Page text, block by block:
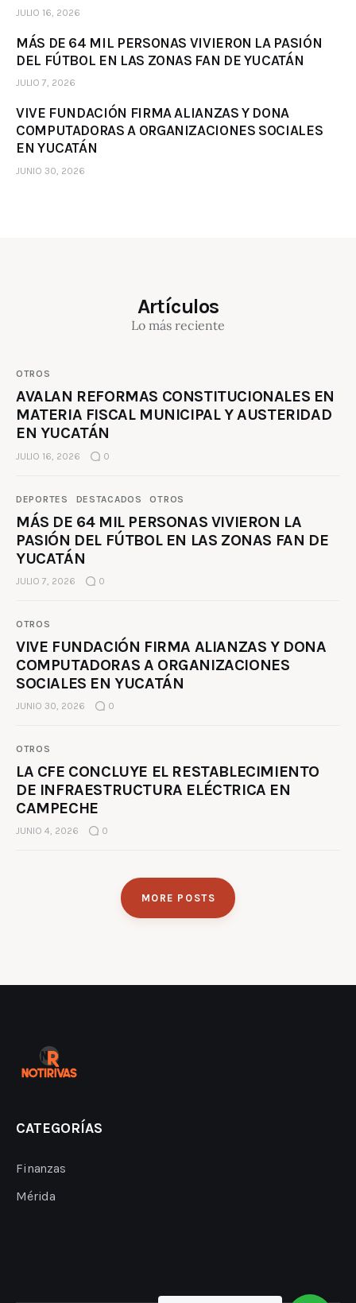
JULIO 16, 2026
MÁS DE 64 MIL PERSONAS VIVIERON LA PASIÓN
DEL FÚTBOL EN LAS ZONAS FAN DE YUCATÁN
JULIO 7, 2026
VIVE FUNDACIÓN FIRMA ALIANZAS Y DONA
COMPUTADORAS A ORGANIZACIONES SOCIALES
EN YUCATÁN
JUNIO 30, 2026
Artículos
Lo más reciente
OTROS
AVALAN REFORMAS CONSTITUCIONALES EN
MATERIA FISCAL MUNICIPAL Y AUSTERIDAD
EN YUCATÁN
JULIO 16, 2026 0
DEPORTES DESTACADOS OTROS
MÁS DE 64 MIL PERSONAS VIVIERON LA
PASIÓN DEL FÚTBOL EN LAS ZONAS FAN DE
YUCATÁN
JULIO 7, 2026 0
OTROS
VIVE FUNDACIÓN FIRMA ALIANZAS Y DONA
COMPUTADORAS A ORGANIZACIONES
SOCIALES EN YUCATÁN
JUNIO 30, 2026 0
OTROS
LA CFE CONCLUYE EL RESTABLECIMIENTO
DE INFRAESTRUCTURA ELÉCTRICA EN
CAMPECHE
JUNIO 4, 2026 0
MORE POSTS
CATEGORÍAS
Finanzas
Mérida